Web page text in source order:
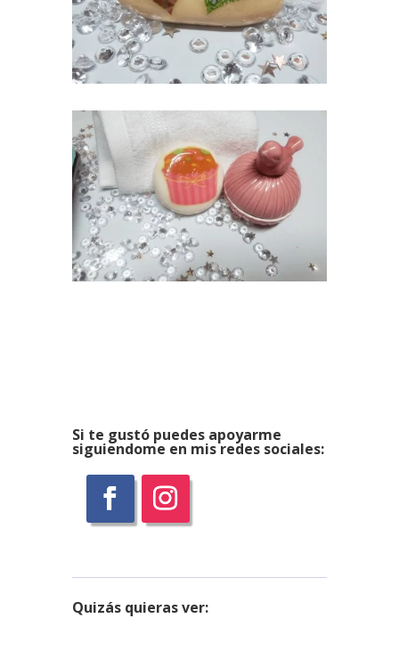
Si te gustó puedes apoyarme
siguiendome en mis redes sociales:
Quizásquieras ver: